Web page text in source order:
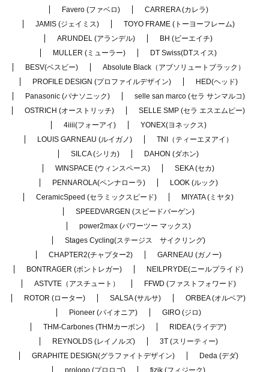
Favero (ファベロ)
CARRERA (カレラ)
JAMIS (ジェイミス)
TOYO FRAME (トーヨーフレーム)
ARUNDEL (アランデル)
BH (ビーエイチ)
MULLER (ミューラー)
DT Swiss(DTスイス)
BESV(ベスビー)
Absolute Black（アブソリュートブラック）
PROFILE DESIGN (プロファイルデザイン)
HED(ヘッド)
Panasonic (パナソニック)
selle san marco (セラ サンマルコ)
OSTRICH (オーストリッチ)
SELLE SMP (セラ エスエムピー)
4iiii(フォーアイ)
YONEX(ヨネックス)
LOUIS GARNEAU (ルイガノ)
TNI（ティーエヌアイ）
SILCA (シリカ)
DAHON (ダホン)
WINSPACE (ウィンスペース)
SEKA (セカ)
PENNAROLA(ペンナローラ)
LOOK (ルック)
CeramicSpeed (セラミックスピード)
MIYATA (ミヤタ)
SPEEDVARGEN (スピードバーゲン)
power2max (パワーツー マックス)
Stages Cycling(ステージス サイクリング)
CHAPTER2(チャプター2)
GARNEAU (ガノー)
BONTRAGER (ボントレガー)
NEILPRYDE(ニールプライド)
ASTVTE（アスチュート）
FFWD (ファストフォワード)
ROTOR (ローター)
SALSA (サルサ)
ORBEA (オルベア)
Pioneer (パイオニア)
GIRO (ジロ)
THM-Carbones (THMカーボン)
RIDEA (ライデア)
REYNOLDS (レイノルズ)
3T (スリーティー)
GRAPHITE DESIGN(グラファイトデザイン)
Deda (デダ)
prologo (プロロゴ)
fizik (フィジーク)